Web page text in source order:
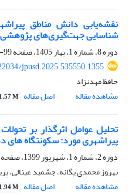
نقشه‌یابی دانش مناطق
شناسایی جهت‌گیری‌های پژوهشی
دوره 8، شماره 1، بهار 1405، صفحه
99-122
jpusd.2025.535550.1355
حافظ مهدنژاد
مشاهده مقاله
اصل مقاله 1.57 M
تحلیل عوامل اثرگذار بر
پیراشهری مورد: سکونتگاه
دوره 2، شماره 1، شهریور 1399، صفحه
بهروز محمدی یگانه، جشمید عینالی،
مشاهده مقاله
اصل مقاله 1.94 M